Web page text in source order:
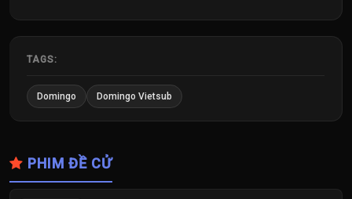
TAGS:
Domingo Domingo Vietsub
PHIM ĐỀ CỬ